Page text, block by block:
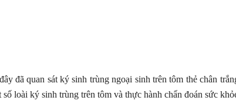
đã quan sát ký sinh trùng ngoại sinh trên tôm thẻ chân
loài ký sinh trùng trên tôm và thực hành chẩn đoán sức